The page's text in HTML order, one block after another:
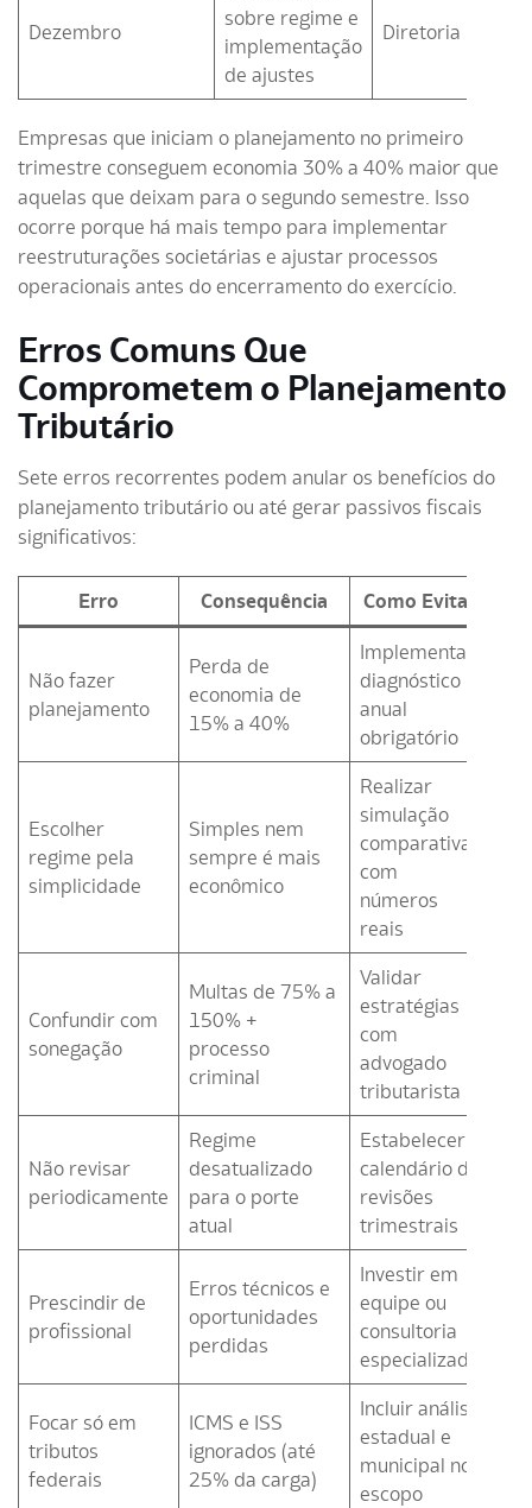
Dezembro
sobre regime e
implementação
de ajustes
Diretoria
Empresas que iniciam o planejamento no primeiro
trimestre conseguem economia 30% a 40% maior que
aquelas que deixam para o segundo semestre. Isso
ocorre porque há mais tempo para implementar
reestruturações societárias e ajustar processos
operacionais antes do encerramento do exercício.
Erros Comuns Que
Comprometem o Planejamento
Tributário
Sete erros recorrentes podem anular os benefícios do
planejamento tributário ou até gerar passivos fiscais
significativos:
Erro Consequência Como Evitar
Não fazer
planejamento
Perda de
economia de
15% a 40%
Implementar
diagnóstico
anual
obrigatório
Escolher
regime pela
simplicidade
Simples nem
sempre é mais
econômico
Realizar
simulação
comparativa
com
números
reais
Confundir com
sonegação
Multas de 75% a
150% +
processo
criminal
Validar
estratégias
com
advogado
tributarista
Não revisar
periodicamente
Regime
desatualizado
para o porte
atual
Estabelecer
calendário de
revisões
trimestrais
Prescindir de
profissional
Erros técnicos e
oportunidades
perdidas
Investir em
equipe ou
consultoria
especializada
Focar só em
tributos
federais
ICMS e ISS
ignorados (até
25% da carga)
Incluir análise
estadual e
municipal no
escopo